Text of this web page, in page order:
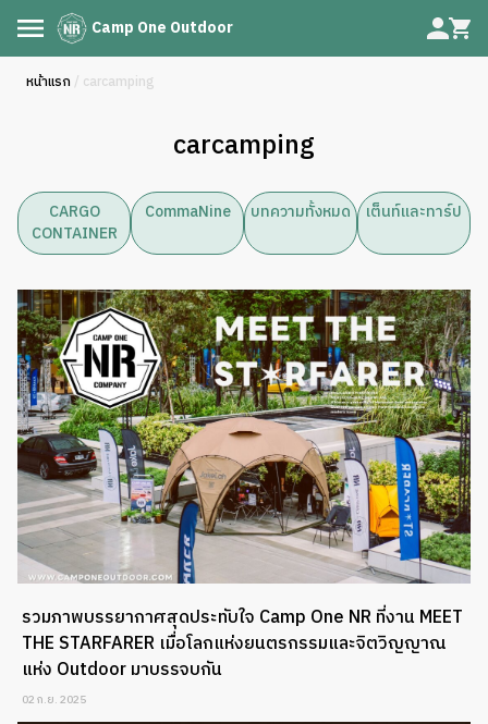
Camp One Outdoor
หน้าแรก / carcamping
carcamping
CARGO
CONTAINER
CommaNine บทความทั้งหมด เต็นท์และทาร์ป
รวมภาพบรรยากาศสุดประทับใจ Camp One NR ที่งาน MEET
THE STARFARER เมื่อโลกแห่งยนตรกรรมและจิตวิญญาณ
แห่ง Outdoor มาบรรจบกัน
02 ก.ย. 2025